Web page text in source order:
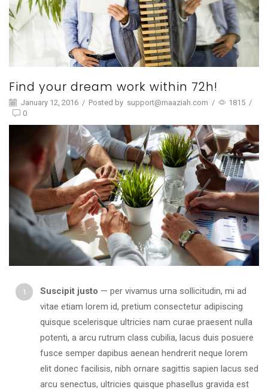
Find your dream work within 72h!
January 12, 2016 / Posted by support@maaziah.com / 1815 /
0
Suscipit justo — per vivamus urna sollicitudin, mi ad
vitae etiam lorem id, pretium consectetur adipiscing
quisque scelerisque ultricies nam curae praesent nulla
potenti, a arcu rutrum class cubilia, lacus duis posuere
fusce semper dapibus aenean hendrerit neque lorem
elit donec facilisis, nibh ornare sagittis sapien lacus sed
arcu senectus, ultricies quisque phasellus gravida est